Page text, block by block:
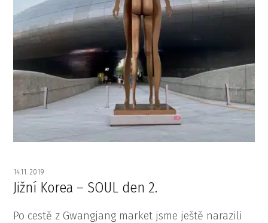
14.11. 2019
Jižní Korea – SOUL den 2.
Po cestě z Gwangjang market jsme ještě narazili